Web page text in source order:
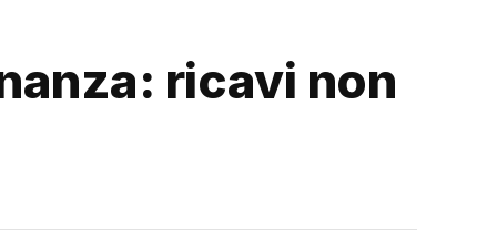
ricavi non